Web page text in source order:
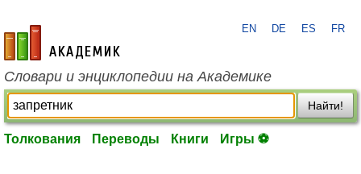
academic.ru
EN DE ES FR
Словари и энциклопедии на Академике
Найти!
Толкования Переводы Книги Игры ⚽